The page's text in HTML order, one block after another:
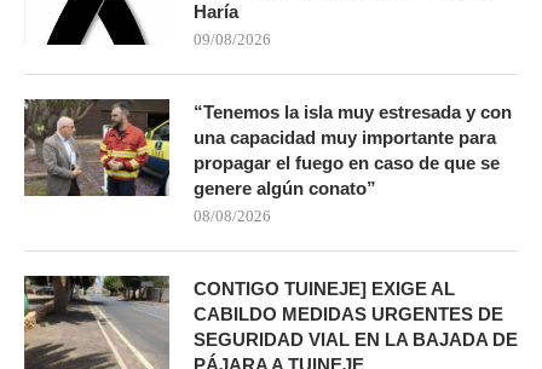
Haría
09/08/2026
“Tenemos la isla muy estresada y con
una capacidad muy importante para
propagar el fuego en caso de que se
genere algún conato”
08/08/2026
CONTIGO TUINEJE] EXIGE AL
CABILDO MEDIDAS URGENTES DE
SEGURIDAD VIAL EN LA BAJADA DE